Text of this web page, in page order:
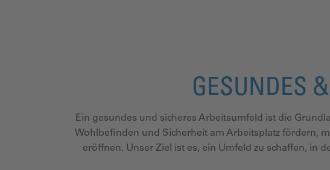
GESUNDES
Ein gesundes und sicheres Arbeitsumfeld ist die
Wohlbefinden und Sicherheit am Arbeitsplatz fördern,
eröffnen. Unser Ziel ist es, ein Umfeld zu schaffen, in